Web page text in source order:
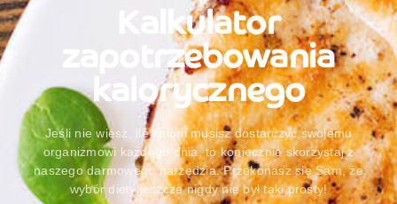
Kalkulator
zapotrzebowania
kalorycznego
Jeśli nie wiesz, ile kalorii musisz dostarczyć swojemu
organizmowi każdego dnia, to koniecznie skorzystaj z
naszego darmowego narzędzia. Przekonasz się Sam, że
wybór diety jeszcze nigdy nie był taki prosty!